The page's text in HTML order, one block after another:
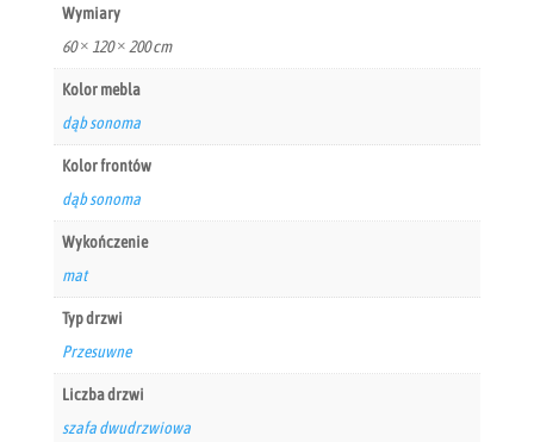
Wymiary
60 × 120 × 200 cm
Kolor mebla
dąb sonoma
Kolor frontów
dąb sonoma
Wykończenie
mat
Typ drzwi
Przesuwne
Liczba drzwi
szafa dwudrzwiowa